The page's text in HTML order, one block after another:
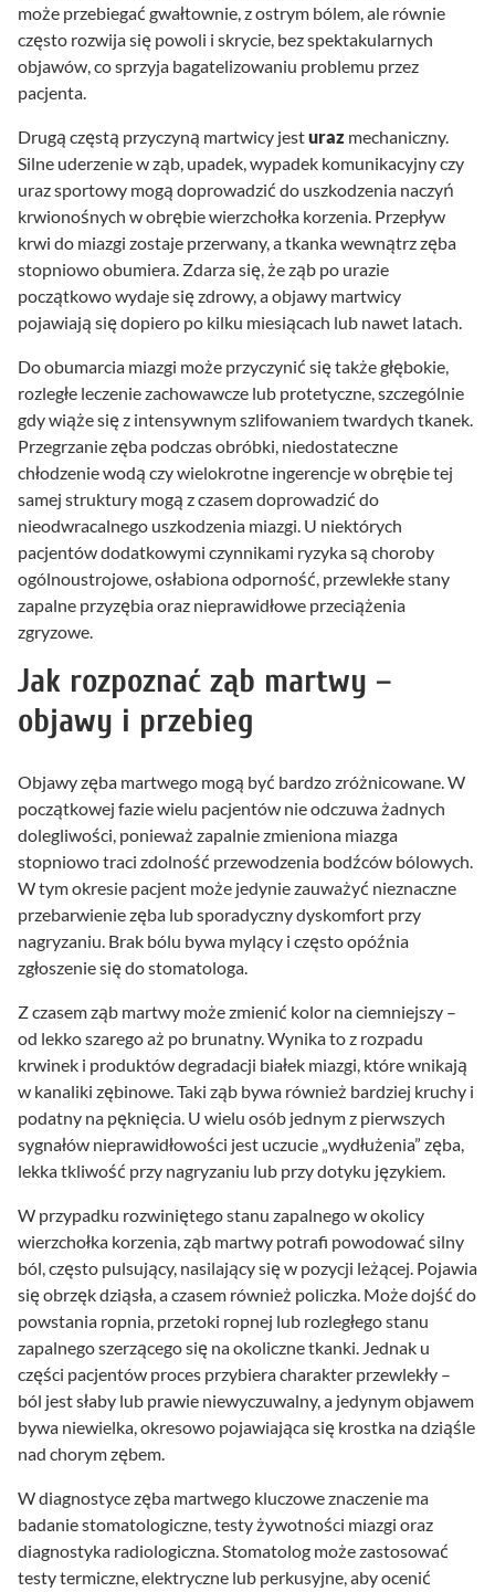
może przebiegać gwałtownie, z ostrym bólem, ale równie
często rozwija się powoli i skrycie, bez spektakularnych
objawów, co sprzyja bagatelizowaniu problemu przez
pacjenta.
Drugą częstą przyczyną martwicy jesturaz mechaniczny.
Silne uderzenie w ząb, upadek, wypadek komunikacyjny czy
uraz sportowy mogą doprowadzić do uszkodzenia naczyń
krwionośnych w obrębie wierzchołka korzenia. Przepływ
krwi do miazgi zostaje przerwany, a tkanka wewnątrz zęba
stopniowo obumiera. Zdarza się, że ząb po urazie
początkowo wydaje się zdrowy, a objawy martwicy
pojawiają się dopiero po kilku miesiącach lub nawet latach.
Do obumarcia miazgi może przyczynić się także głębokie,
rozległe leczenie zachowawcze lub protetyczne, szczególnie
gdy wiąże się z intensywnym szlifowaniem twardych tkanek.
Przegrzanie zęba podczas obróbki, niedostateczne
chłodzenie wodą czy wielokrotne ingerencje w obrębie tej
samej struktury mogą z czasem doprowadzić do
nieodwracalnego uszkodzenia miazgi. U niektórych
pacjentów dodatkowymi czynnikami ryzyka są choroby
ogólnoustrojowe, osłabiona odporność, przewlekłe stany
zapalne przyzębia oraz nieprawidłowe przeciążenia
zgryzowe.
Jak rozpoznać ząb martwy –
objawy i przebieg
Objawy zęba martwego mogą być bardzo zróżnicowane. W
początkowej fazie wielu pacjentów nie odczuwa żadnych
dolegliwości, ponieważ zapalnie zmieniona miazga
stopniowo traci zdolność przewodzenia bodźców bólowych.
W tym okresie pacjent może jedynie zauważyć nieznaczne
przebarwienie zęba lub sporadyczny dyskomfort przy
nagryzaniu. Brak bólu bywa mylący i często opóźnia
zgłoszenie się do stomatologa.
Z czasem ząb martwy może zmienić kolor na ciemniejszy –
od lekko szarego aż po brunatny. Wynika to z rozpadu
krwinek i produktów degradacji białek miazgi, które wnikają
w kanaliki zębinowe. Taki ząb bywa również bardziej kruchy i
podatny na pęknięcia. U wielu osób jednym z pierwszych
sygnałów nieprawidłowości jest uczucie „wydłużenia” zęba,
lekka tkliwość przy nagryzaniu lub przy dotyku językiem.
W przypadku rozwiniętego stanu zapalnego w okolicy
wierzchołka korzenia, ząb martwy potrafi powodować silny
ból, często pulsujący, nasilający się w pozycji leżącej. Pojawia
się obrzęk dziąsła, a czasem również policzka. Może dojść do
powstania ropnia, przetoki ropnej lub rozległego stanu
zapalnego szerzącego się na okoliczne tkanki. Jednak u
części pacjentów proces przybiera charakter przewlekły –
ból jest słaby lub prawie niewyczuwalny, a jedynym objawem
bywa niewielka, okresowo pojawiająca się krostka na dziąśle
nad chorym zębem.
W diagnostyce zęba martwego kluczowe znaczenie ma
badanie stomatologiczne, testy żywotności miazgi oraz
diagnostyka radiologiczna. Stomatolog może zastosować
testy termiczne, elektryczne lub perkusyjne, aby ocenić